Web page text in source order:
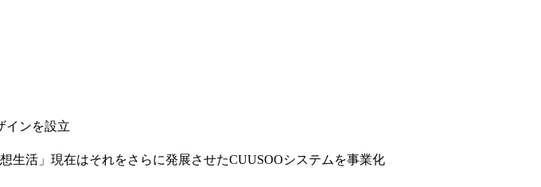
インを設立
生活」現在はそれをさらに発展させたCUUSOOシステムを事業化